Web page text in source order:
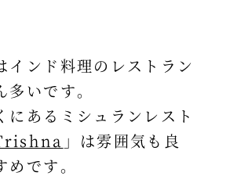
インド料理のレストラン
いです。
にあるミシュランレスト
」は雰囲気も良
めです。